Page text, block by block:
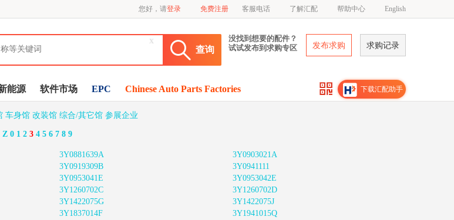
您好，请登录 免费注册 客服电话 了解汇配 帮助中心 English
查询
x
没找到想要的配件？
试试发布到求购专区
发布求购 求购记录
能源 软件市场 EPC Chinese Auto Parts Factories 下载汇配助手
车身馆 改装馆 综合/其它馆 参展企业
Z 0 1 2 3 4 5 6 7 8 9
3Y0881639A
3Y0903021A
3Y0919309B
3Y0941111
3Y0953041E
3Y0953042E
3Y1260702C
3Y1260702D
3Y1422075G
3Y1422075J
3Y1837014F
3Y1941015Q